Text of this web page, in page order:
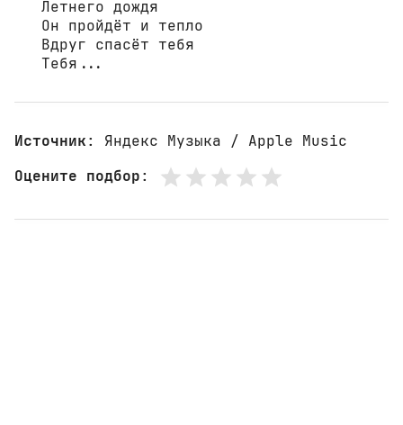
   Летнего дождя
   Он пройдёт и тепло
   Вдруг спасёт тебя
   Тебя...
Источник: Яндекс Музыка / Apple Music
Оцените подбор: